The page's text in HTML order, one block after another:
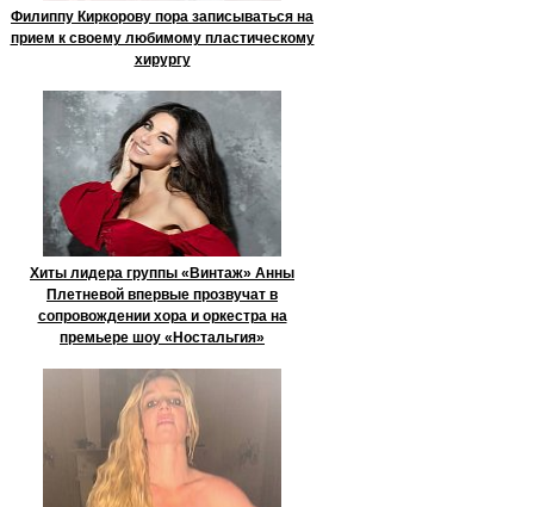
Филиппу Киркорову пора записываться на
прием к своему любимому пластическому
хирургу
Хиты лидера группы «Винтаж» Анны
Плетневой впервые прозвучат в
сопровождении хора и оркестра на
премьере шоу «Ностальгия»